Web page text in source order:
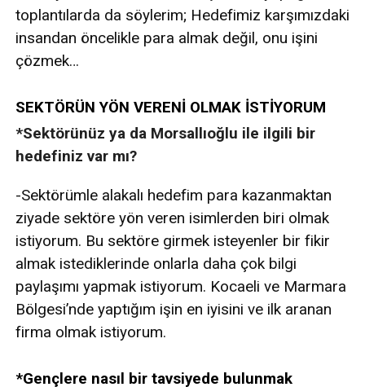
toplantılarda da söylerim; Hedefimiz karşımızdaki
insandan öncelikle para almak değil, onu işini
çözmek…
SEKTÖRÜN YÖN VERENİ OLMAK İSTİYORUM
*Sektörünüz ya da Morsallıoğlu ile ilgili bir
hedefiniz var mı?
-Sektörümle alakalı hedefim para kazanmaktan
ziyade sektöre yön veren isimlerden biri olmak
istiyorum. Bu sektöre girmek isteyenler bir fikir
almak istediklerinde onlarla daha çok bilgi
paylaşımı yapmak istiyorum. Kocaeli ve Marmara
Bölgesi’nde yaptığım işin en iyisini ve ilk aranan
firma olmak istiyorum.
*Gençlere nasıl bir tavsiyede bulunmak